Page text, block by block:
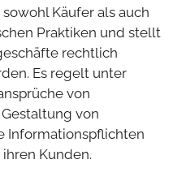
Käufer als auch
Praktiken und stellt
rechtlich
Es regelt unter
von
von
Informationspflichten
Kunden.